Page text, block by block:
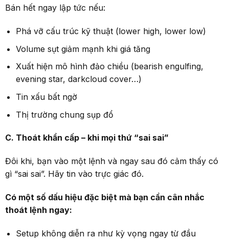
Bán hết ngay lập tức nếu:
Phá vỡ cấu trúc kỹ thuật (lower high, lower low)
Volume sụt giảm mạnh khi giá tăng
Xuất hiện mô hình đảo chiều (bearish engulfing,
evening star, darkcloud cover…)
Tin xấu bất ngờ
Thị trường chung sụp đổ
C. Thoát khẩn cấp – khi mọi thứ “sai sai”
Đôi khi, bạn vào một lệnh và ngay sau đó cảm thấy có
gì “sai sai”. Hãy tin vào trực giác đó.
Có một số dấu hiệu đặc biệt mà bạn cần cân nhắc
thoát lệnh ngay:
Setup không diễn ra như kỳ vọng ngay từ đầu